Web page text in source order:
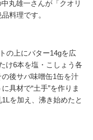
丸雄一さんが「クオリ
料理です。
の上にバター14gを広
け6本を塩・こしょう各
後サバ味噌缶1缶を汁
具材で“土手”を作りま
を加え、沸き始めたと